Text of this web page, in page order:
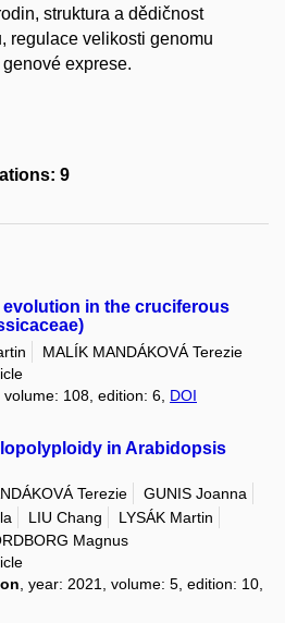
struktura a dědičnost
regulace velikosti genomu
exprese.
9
in the cruciferous
MALÍK MANDÁKOVÁ Terezie
volume: 108, edition: 6, DOI
in Arabidopsis
Terezie
GUNIS Joanna
LIU Chang
LYSÁK Martin
Magnus
, year: 2021, volume: 5, edition: 10,